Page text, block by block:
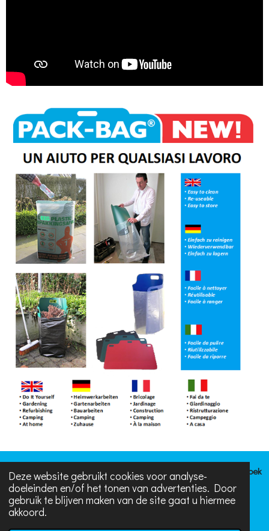
Deze website gebruikt cookies voor analyse-
doeleinden en/of het tonen van advertenties. Door
gebruik te blijven maken van de site gaat u hiermee
akkoord.
Voor vragen
kan je ook contact opnemen via Whatsapp. Of bezoek
ons op Facebook en TikTok.